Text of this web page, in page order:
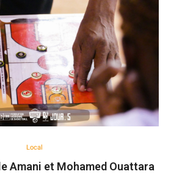
Local
Amani et Mohamed Ouattara